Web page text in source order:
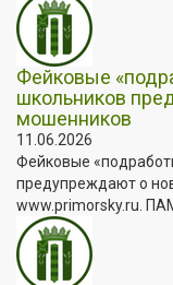
Фейковые
школьников
мошенников
11.06.2026
Фейковые
предупреждают о
www.primorsky.ru.